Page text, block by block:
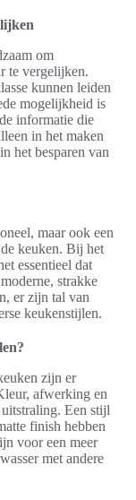
om
te vergelijken.
kunnen leiden
mogelijkheid is
informatie die
in het maken
het besparen van
maar ook een
keuken. Bij het
essentieel dat
strakke
er zijn tal van
keukenstijlen.
zijn er
afwerking en
Een stijl
finish hebben
voor een meer
met andere